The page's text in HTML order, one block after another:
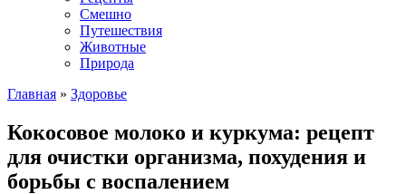
Смешно
Путешествия
Животные
Природа
Главная » Здоровье
Кокосовое молоко и куркума: рецепт
для очистки организма, похудения и
борьбы с воспалением